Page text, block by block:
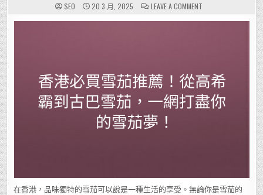
SEO 20 3 月, 2025 LEAVE A COMMENTON
香
港
高
希
霸
到
古
巴
茄
夢！
在香港，品味獨特的雪茄可以說是一種生活的享受。無論你是雪茄的